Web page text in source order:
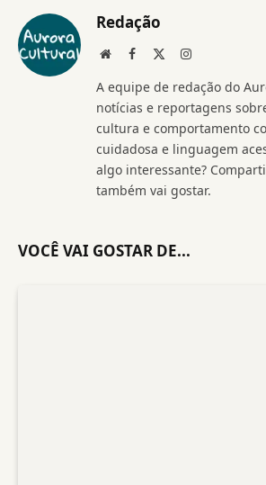
Redação
WebsiteFacebook Instagram
A equipe de redação do
notícias e reportagens
cultura e comportamento
cuidadosa e linguagem
algo interessante?
também vai gostar.
VOCÊ VAI GOSTAR DE...